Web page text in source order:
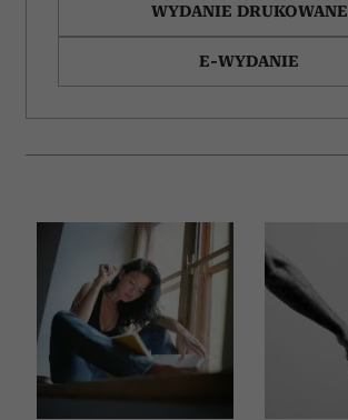
WYDANIE DRUKOWANE
E-WYDANIE